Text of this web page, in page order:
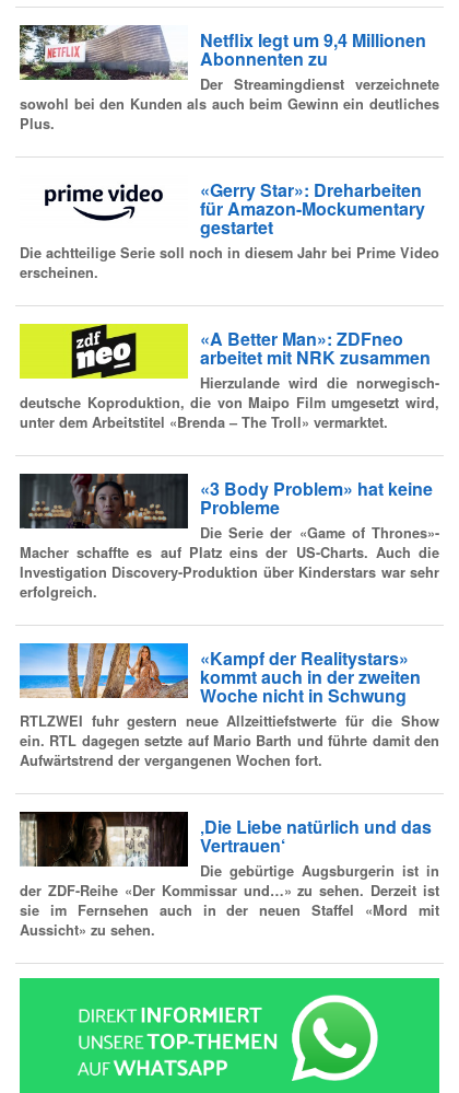
Netflix legt um 9,4 Millionen
Abonnenten zu
Der Streamingdienst verzeichnete
sowohl bei den Kunden als auch beim Gewinn ein deutliches
Plus.
«Gerry Star»: Dreharbeiten
für Amazon-Mockumentary
gestartet
Die achtteilige Serie soll noch in diesem Jahr bei Prime Video
erscheinen.
«A Better Man»: ZDFneo
arbeitet mit NRK zusammen
Hierzulande wird die norwegisch-
deutsche Koproduktion, die von Maipo Film umgesetzt wird,
unter dem Arbeitstitel «Brenda – The Troll» vermarktet.
«3 Body Problem» hat keine
Probleme
Die Serie der «Game of Thrones»-
Macher schaffte es auf Platz eins der US-Charts. Auch die
Investigation Discovery-Produktion über Kinderstars war sehr
erfolgreich.
«Kampf der Realitystars»
kommt auch in der zweiten
Woche nicht in Schwung
RTLZWEI fuhr gestern neue Allzeittiefstwerte für die Show
ein. RTL dagegen setzte auf Mario Barth und führte damit den
Aufwärtstrend der vergangenen Wochen fort.
‚Die Liebe natürlich und das
Vertrauen‘
Die gebürtige Augsburgerin ist in
der ZDF-Reihe «Der Kommissar und…» zu sehen. Derzeit ist
sie im Fernsehen auch in der neuen Staffel «Mord mit
Aussicht» zu sehen.